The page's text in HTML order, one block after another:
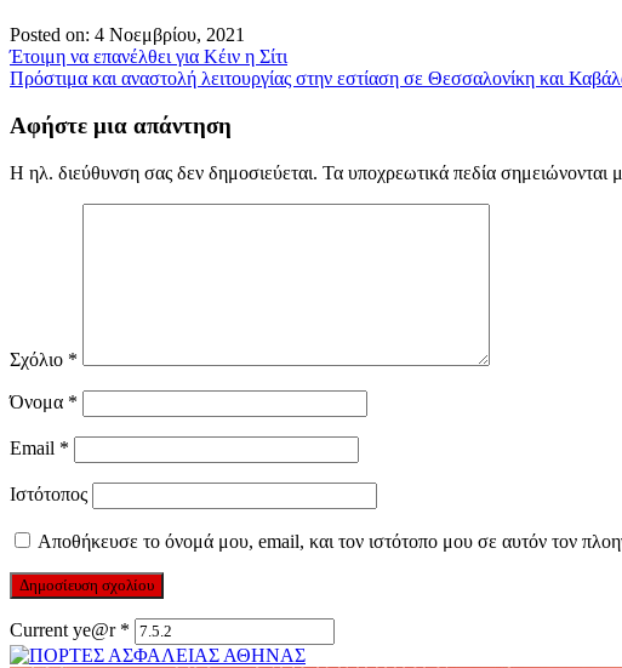
Posted on: 4 Νοεμβρίου, 2021
Πλοήγηση
άρθρων
Έτοιμη να επανέλθει για Κέιν η Σίτι
Πρόστιμα και αναστολή λειτουργίας στην εστίαση σε Θεσσαλονίκη και
Αφήστε μια απάντηση
Η ηλ. διεύθυνση σας δεν δημοσιεύεται. Τα υποχρεωτικά πεδία σημειώνονται
Σχόλιο *
Όνομα *
Email *
Ιστότοπος
Αποθήκευσε το όνομά μου, email, και τον ιστότοπο μου σε αυτόν τον
Current ye@r *